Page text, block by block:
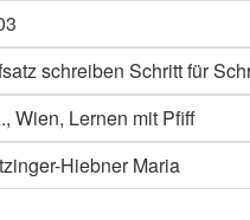
schreiben Schritt für
Wien, Lernen mit Pfiff
Hiebner Maria